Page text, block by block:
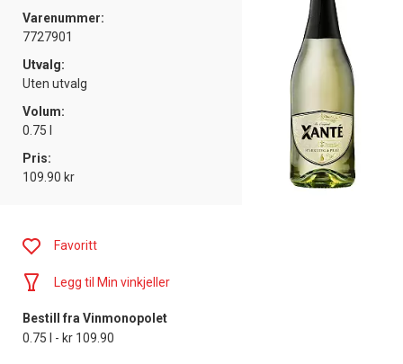
Varenummer:
7727901
Utvalg:
Uten utvalg
Volum:
0.75 l
Pris:
109.90 kr
Favoritt
Legg til Min vinkjeller
Bestill fra Vinmonopolet
0.75 l - kr 109.90